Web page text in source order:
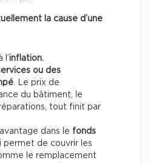
la cause d’une
l’inflation.
ou des
. Le prix de
du bâtiment, le
tout finit par
dans le fonds
permet de couvrir les
le remplacement